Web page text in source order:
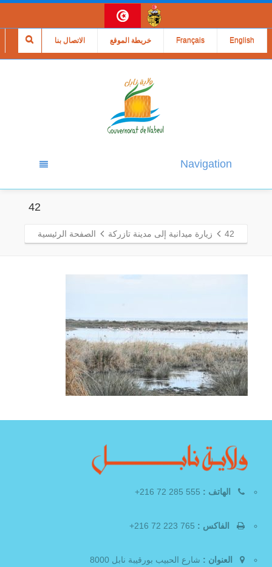
الاتصال بنا خريطة الموقع Français English
Navigation
42
42 زيارة ميدانية إلى مدينة تازركة الصفحة الرئيسية
الهاتف :
الفاكس :
العنوان : شارع الحبيب بورقيبة نابل 8000